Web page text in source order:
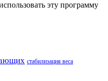
эту программу
стабилизация веса